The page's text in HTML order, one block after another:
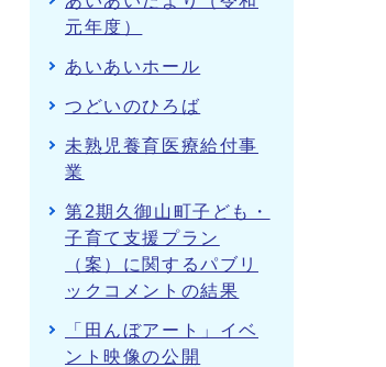
元年度）
あいあいホール
つどいのひろば
未熟児養育医療給付事
業
第2期久御山町子ども・
子育て支援プラン
（案）に関するパブリ
ックコメントの結果
「田んぼアート」イベ
ント映像の公開